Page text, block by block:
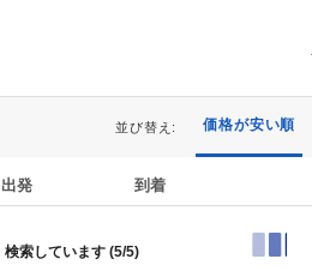
並び替え: 価格が安い順
出発 到着
検索しています (5/5)